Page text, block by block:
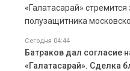
«Галатасарай»
полузащитника
Сегодня 04:44
Батраков дал согласие
«Галатасарай». Сделка